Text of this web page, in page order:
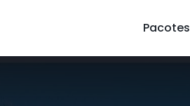
Pacotes